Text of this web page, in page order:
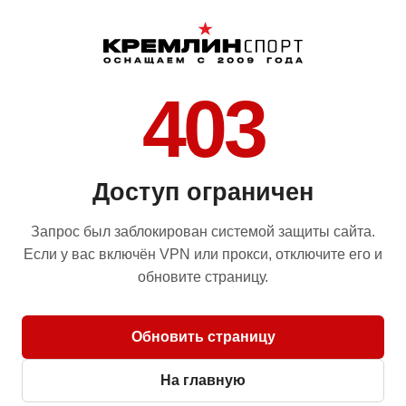
403
Доступ ограничен
Запрос был заблокирован системой защиты сайта.
Если у вас включён VPN или прокси, отключите его и
обновите страницу.
Обновить страницу
На главную